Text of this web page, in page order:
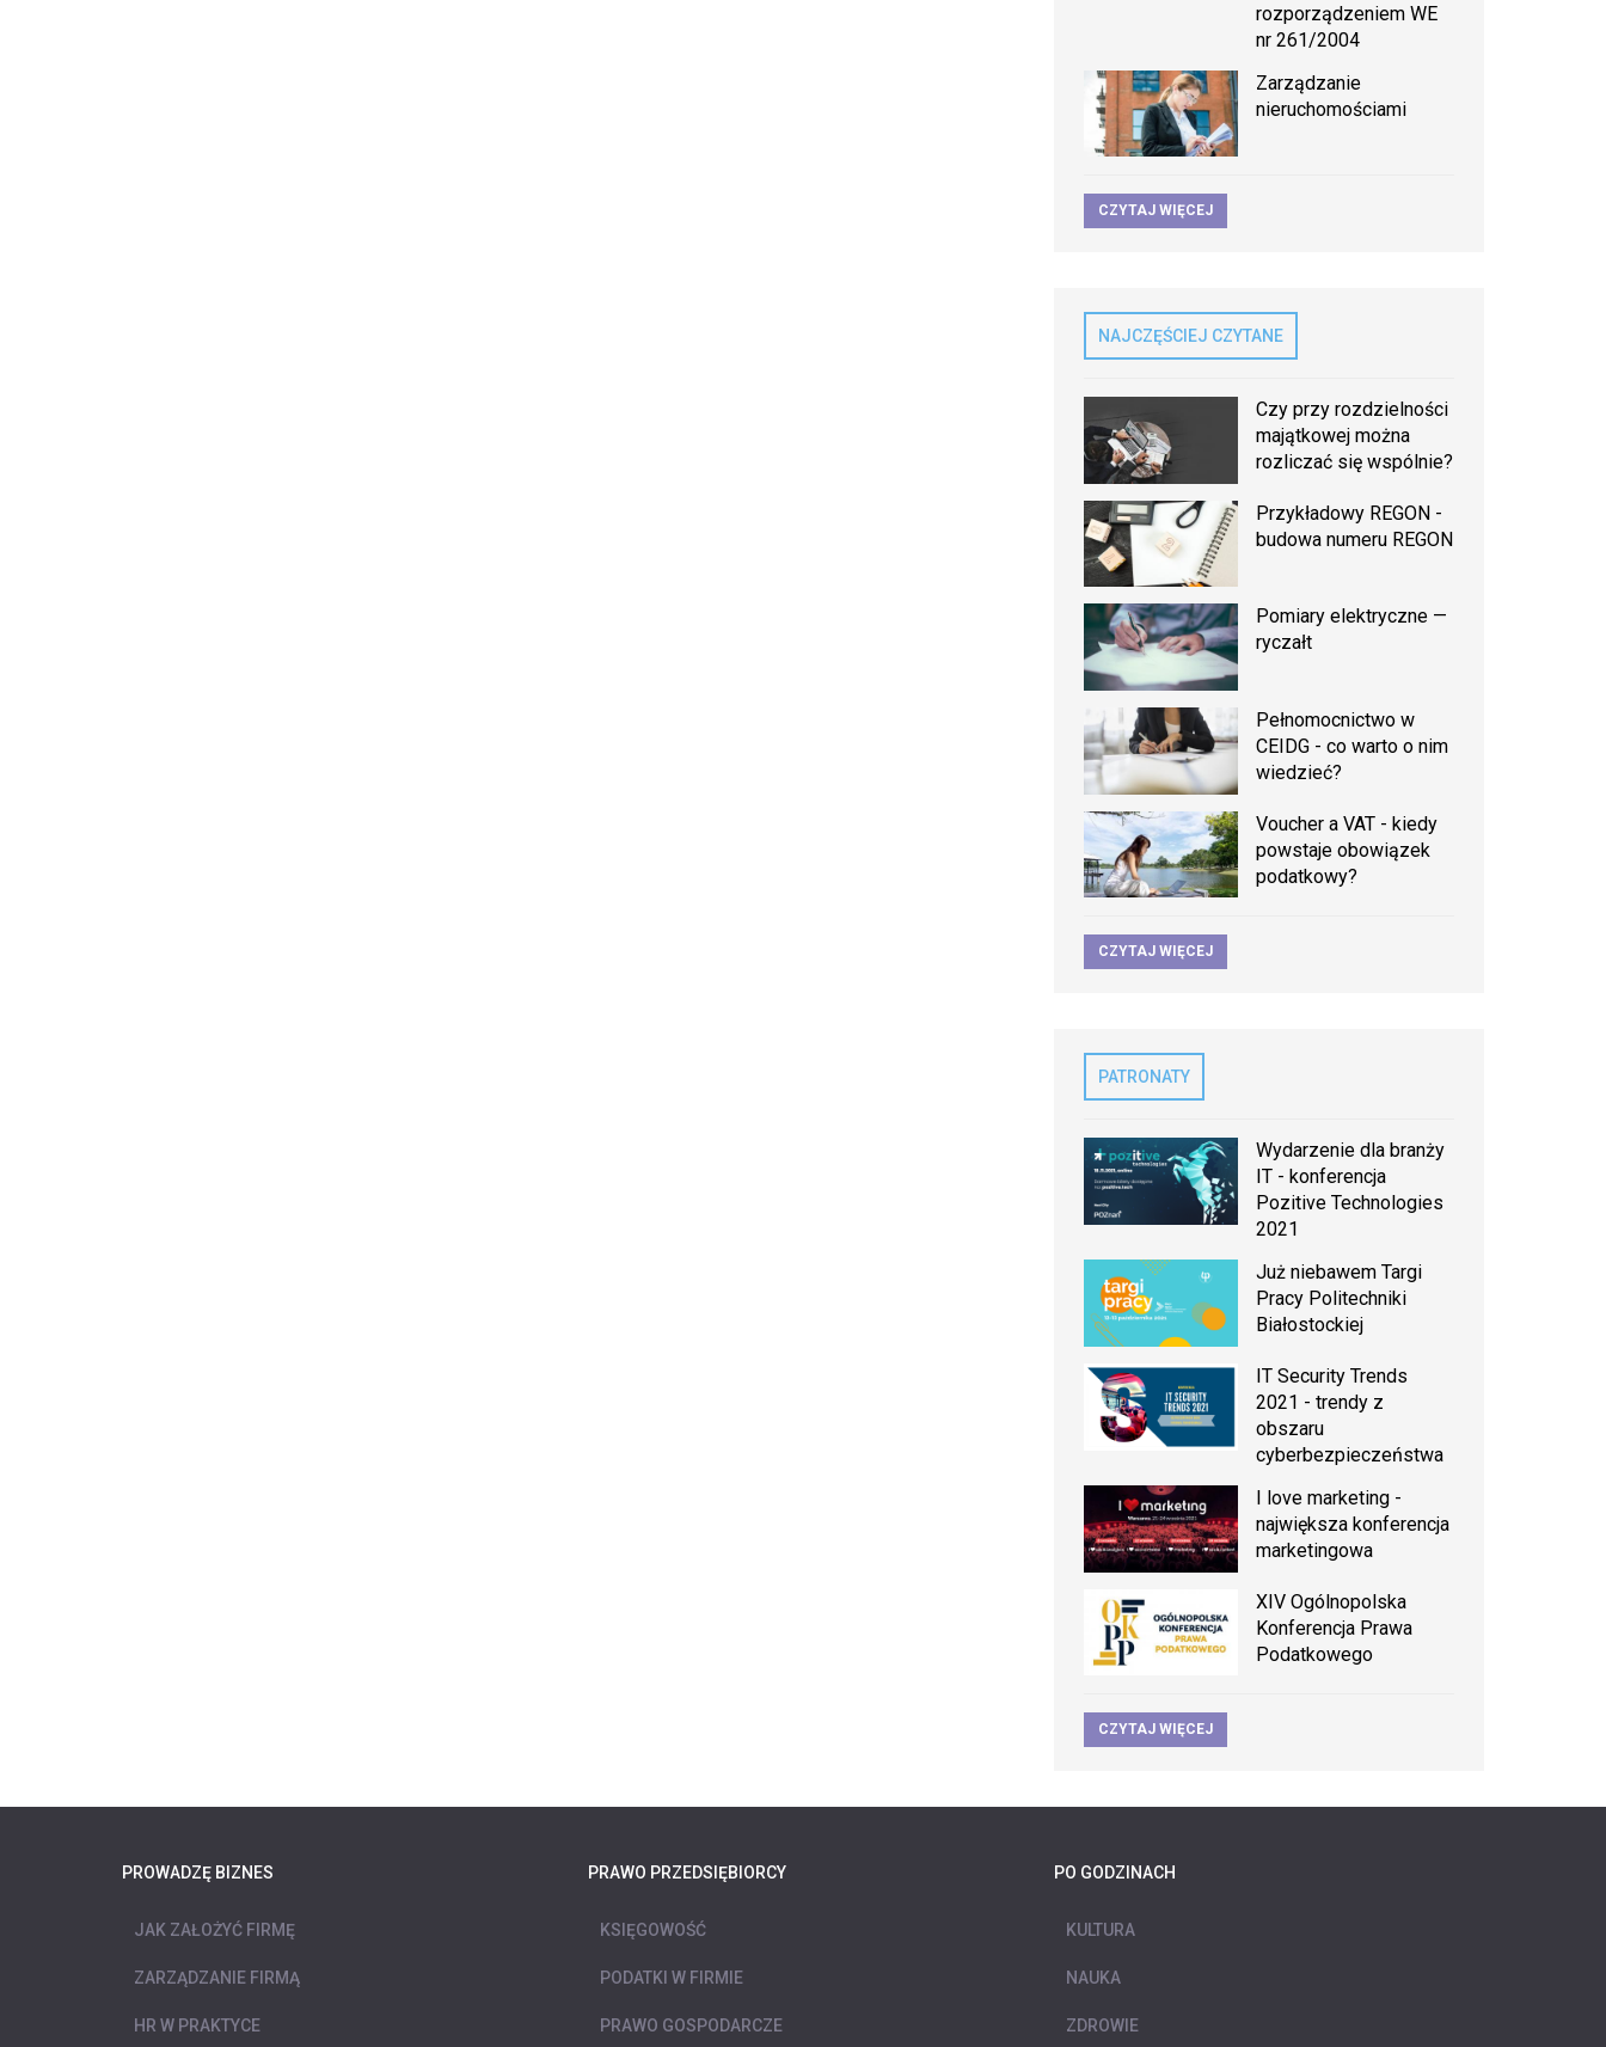
rozporządzeniem WE
nr 261/2004
Zarządzanie
nieruchomościami
CZYTAJ WIĘCEJ
NAJCZĘŚCIEJ CZYTANE
Czy przy rozdzielności
majątkowej można
rozliczać się wspólnie?
Przykładowy REGON -
budowa numeru REGON
Pomiary elektryczne —
ryczałt
Pełnomocnictwo w
CEIDG - co warto o nim
wiedzieć?
Voucher a VAT - kiedy
powstaje obowiązek
podatkowy?
CZYTAJ WIĘCEJ
PATRONATY
Wydarzenie dla branży
IT - konferencja
Pozitive Technologies
2021
Już niebawem Targi
Pracy Politechniki
Białostockiej
IT Security Trends
2021 - trendy z
obszaru
cyberbezpieczeństwa
I love marketing -
największa konferencja
marketingowa
XIV Ogólnopolska
Konferencja Prawa
Podatkowego
CZYTAJ WIĘCEJ
PROWADZĘ BIZNES
JAK ZAŁOŻYĆ FIRMĘ
ZARZĄDZANIE FIRMĄ
HR W PRAKTYCE
PRAWO PRZEDSIĘBIORCY
KSIĘGOWOŚĆ
PODATKI W FIRMIE
PRAWO GOSPODARCZE
PO GODZINACH
KULTURA
NAUKA
ZDROWIE